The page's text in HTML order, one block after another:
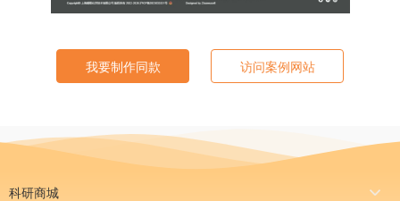
我要制作同款 访问案例网站
科研商城